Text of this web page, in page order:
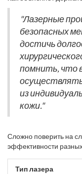
Например,
"Лазерные
безопасных
достичь
помнить, что
из
кожи."
Сложно поверить на
эффективности
Тип лазера